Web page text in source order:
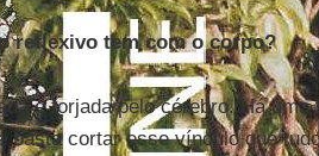
reflexivo tem com o corpo?
e forjada pelo cérebro. Há
basta cortar esse vínculo que